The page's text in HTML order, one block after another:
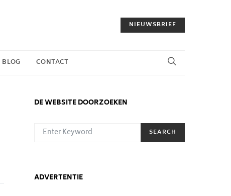
NIEUWSBRIEF
BLOG CONTACT
DE WEBSITE DOORZOEKEN
SEARCH FOR:
SEARCH
ADVERTENTIE